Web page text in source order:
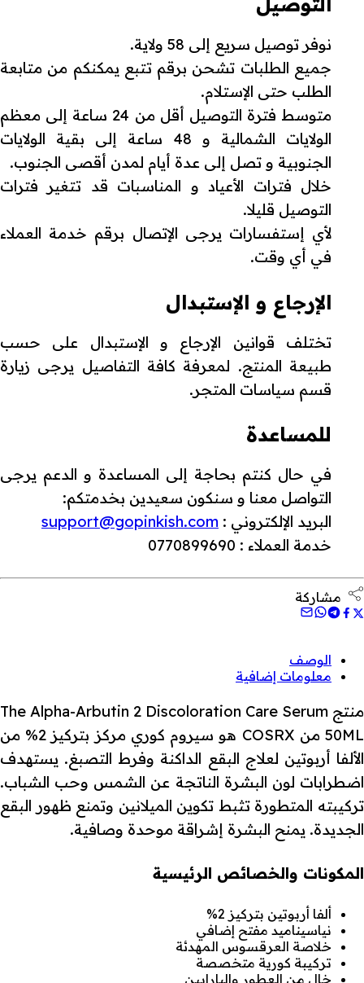
نوفر توصيل سريع إلى 58 ولاية.
جميع الطلبات تشحن برقم تتبع يمكنكم من متابعة
الطلب حتى الإستلام.
متوسط فترة التوصيل أقل من 24 ساعة إلى معظم
الولايات الشمالية و 48 ساعة إلى بقية الولايات
الجنوبية و تصل إلى عدة أيام لمدن أقصى الجنوب.
خلال فترات الأعياد و المناسبات قد تتغير فترات
التوصيل قليلا.
لأي إستفسارات يرجى الإتصال برقم خدمة العملاء
في أي وقت.
الإرجاع و الإستبدال
تختلف قوانين الإرجاع و الإستبدال على حسب
طبيعة المنتج. لمعرفة كافة التفاصيل يرجى زيارة
قسم سياسات المتجر.
للمساعدة
في حال كنتم بحاجة إلى المساعدة و الدعم يرجى
التواصل معنا و سنكون سعيدين بخدمتكم:
البريد الإلكتروني : support@gopinkish.com
خدمة العملاء : 0770899690
مشاركة
الوصف
معلومات إضافية
منتج The Alpha-Arbutin 2 Discoloration Care Serum
50ML من COSRX هو سيروم كوري مركز بتركيز 2% من
الألفا أربوتين لعلاج البقع الداكنة وفرط التصبغ. يستهدف
اضطرابات لون البشرة الناتجة عن الشمس وحب الشباب.
تركيبته المتطورة تثبط تكوين الميلانين وتمنع ظهور البقع
الجديدة. يمنح البشرة إشراقة موحدة وصافية.
المكونات والخصائص الرئيسية
ألفا أربوتين بتركيز 2%
نياسيناميد مفتح إضافي
خلاصة العرقسوس المهدئة
تركيبة كورية متخصصة
خالٍ من العطور والبارابين